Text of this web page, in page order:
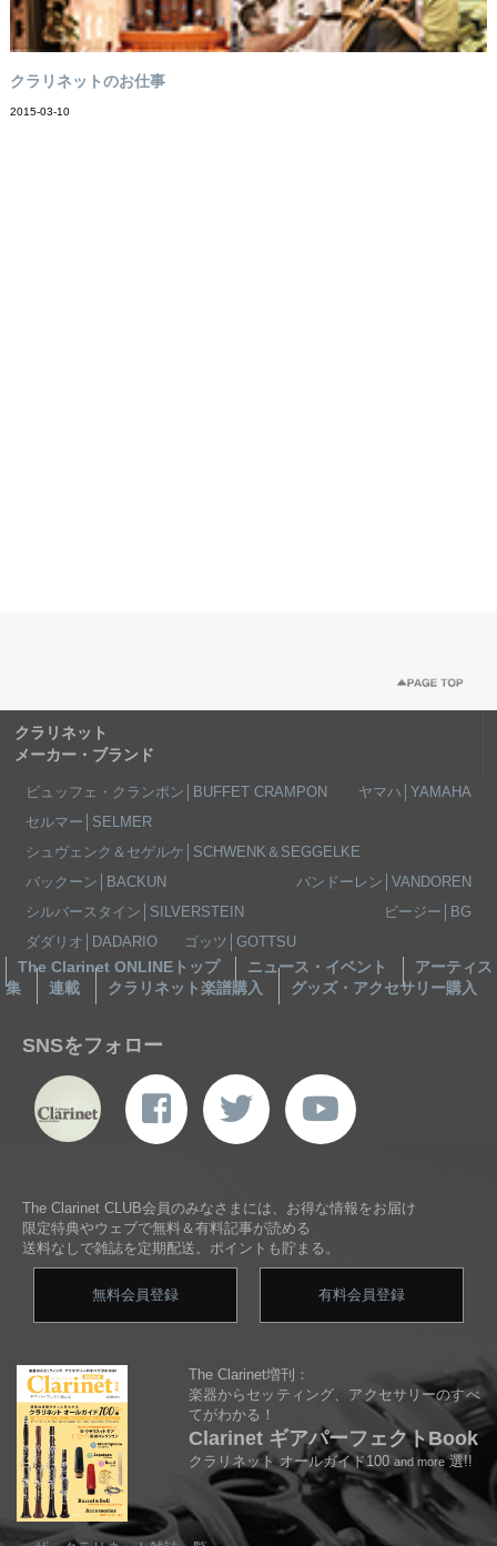
クラリネットのお仕事
2015-03-10
クラリネット
メーカー・ブランド
ビュッフェ・クランポン│BUFFET CRAMPON
ヤマハ│YAMAHA
セルマー│SELMER
シュヴェンク＆セゲルケ│SCHWENK＆SEGGELKE
バックーン│BACKUN
バンドーレン│VANDOREN
シルバースタイン│SILVERSTEIN
ビージー│BG
ダダリオ│DADARIO
ゴッツ│GOTTSU
The Clarinet ONLINEトップ ニュース・イベント
アーティ
集
連載 クラリネット楽譜購入 グッズ・アクセサリー購入
SNSをフォロー
The Clarinet CLUB会員のみなさまには、お得な情報をお届け
限定特典やウェブで無料＆有料記事が読める
送料なしで雑誌を定期配送。ポイントも貯まる。
無料会員登録 有料会員登録
The Clarinet増刊：
楽器からセッティング、アクセサリーのすべ
てがわかる！
Clarinet ギアパーフェクトBook
クラリネット オールガイド100 and more選!!